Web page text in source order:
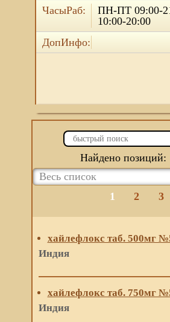
ЧасыРаб:
ПН-ПТ 09:00-
10:00-20:00
ДопИнфо:
Найдено позиций:
1 2 3
хайлефлокс таб. 500мг
Индия
хайлефлокс таб. 750мг
Индия